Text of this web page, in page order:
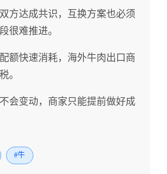
方达成共识，互换方案也必须
很难推进。
额快速消耗，海外牛肉出口商
。
会变动，商家只能提前做好成
#牛